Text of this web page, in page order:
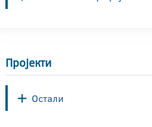
Пројекти
Остали